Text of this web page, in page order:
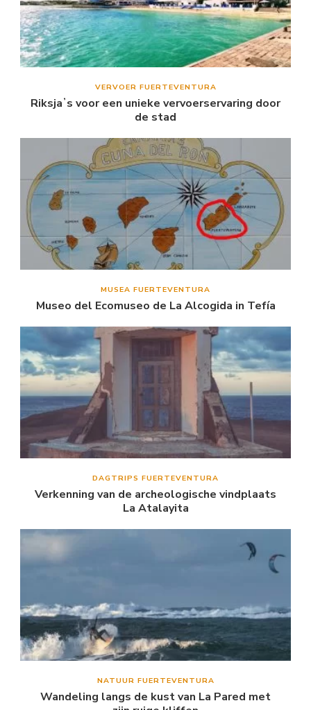
VERVOER FUERTEVENTURA
Riksjaʼs voor een unieke vervoerservaring door
de stad
MUSEA FUERTEVENTURA
Museo del Ecomuseo de La Alcogida in Tefía
DAGTRIPS FUERTEVENTURA
Verkenning van de archeologische vindplaats
La Atalayita
NATUUR FUERTEVENTURA
Wandeling langs de kust van La Pared met